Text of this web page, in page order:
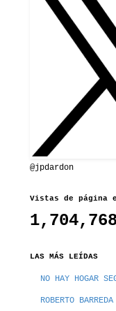
@jpdardon
Vistas de página
1,704,768
LAS MÁS LEÍDAS
NO HAY HOGAR
ROBERTO